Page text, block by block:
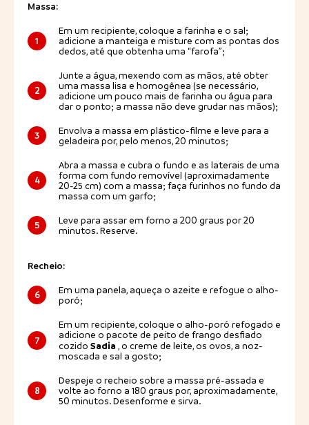
Massa:
1
Em um recipiente, coloque a farinha e o sal;
adicione a manteiga e misture com as pontas dos
dedos, até que obtenha uma “farofa”;
2
Junte a água, mexendo com as mãos, até obter
uma massa lisa e homogênea (se necessário,
adicione um pouco mais de farinha ou água para
dar o ponto; a massa não deve grudar nas mãos);
3
Envolva a massa em plástico-filme e leve para a
geladeira por, pelo menos, 20 minutos;
4
Abra a massa e cubra o fundo e as laterais de uma
forma com fundo removível (aproximadamente
20-25 cm) com a massa; faça furinhos no fundo da
massa com um garfo;
5
Leve para assar em forno a 200 graus por 20
minutos. Reserve.
Recheio:
6
Em uma panela, aqueça o azeite e refogue o alho-
poró;
7
Em um recipiente, coloque o alho-poró refogado e
adicione o pacote de peito de frango desfiado
cozido Sadia , o creme de leite, os ovos, a noz-
moscada e sal a gosto;
8
Despeje o recheio sobre a massa pré-assada e
volte ao forno a 180 graus por, aproximadamente,
50 minutos. Desenforme e sirva.